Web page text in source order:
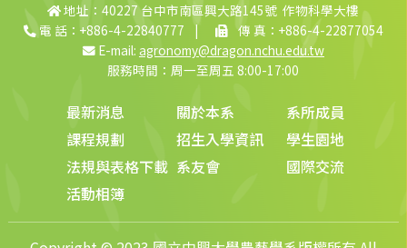
地址：40227 台中市南區興大路145號 作物科學大樓
電 話：+886-4-22840777 |
傳 真：+886-4-22877054
E-mail: agronomy@dragon.nchu.edu.tw
服務時間：周一至周五 8:00-17:00
最新消息 關於本系
系所成員
課程規劃
招生入學資訊
學生園地
法規與表格下載 系友會
國際交流
活動相簿